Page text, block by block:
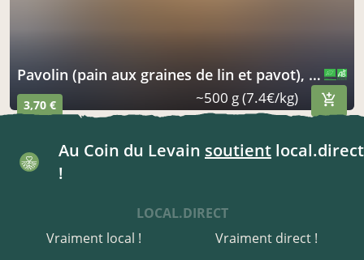
pavolin (pain aux graines de lin et pavot), 500g
3,70 € ~500 g (7.4€/kg)
Au Coin du Levain soutient local.direct
!
LOCAL.DIRECT
Vraiment local !
Vraiment direct !